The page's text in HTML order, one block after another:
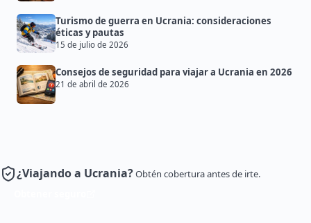
Turismo de guerra en Ucrania: consideraciones
éticas y pautas
15 de julio de 2026
Consejos de seguridad para viajar a Ucrania en 2026
21 de abril de 2026
¿Viajando a Ucrania?Obtén cobertura antes de irte.